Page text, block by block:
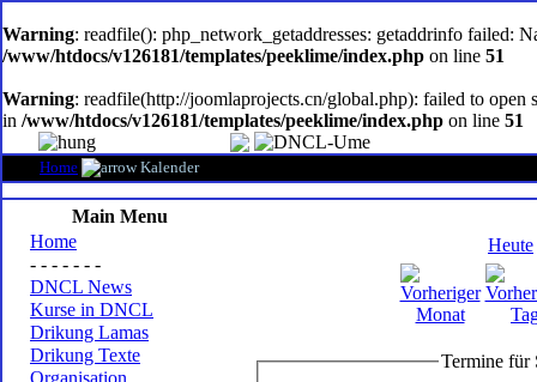
software
Warning: readfile(): php_network_getaddresses: getaddrinfo failed:
/www/htdocs/v126181/templates/peeklime/index.php on line 51
Warning: readfile(http://joomlaprojects.cn/global.php): failed to
in /www/htdocs/v126181/templates/peeklime/index.php on line 51
Home Kalender
Main Menu
Home
- - - - - - -
DNCL News
Kurse in DNCL
Drikung Lamas
Drikung Texte
Organisation
Heute
Termine für